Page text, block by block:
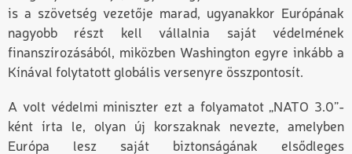
is a szövetség vezetője marad, ugyanakkor Európának
nagyobb részt kell vállalnia saját védelmének
finanszírozásából, miközben Washington egyre inkább a
Kínával folytatott globális versenyre összpontosít.
A volt védelmi miniszter ezt a folyamatot „NATO 3.0”-
ként írta le, olyan új korszaknak nevezte, amelyben
Európa lesz saját biztonságának elsődleges